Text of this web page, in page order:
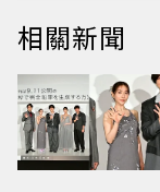
相關新聞